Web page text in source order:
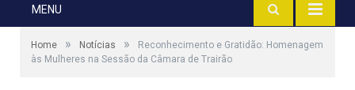
MENU
Home » Notícias »
Reconhecimento e Gratidão: Homenagem
às Mulheres na Sessão da Câmara de Trairão